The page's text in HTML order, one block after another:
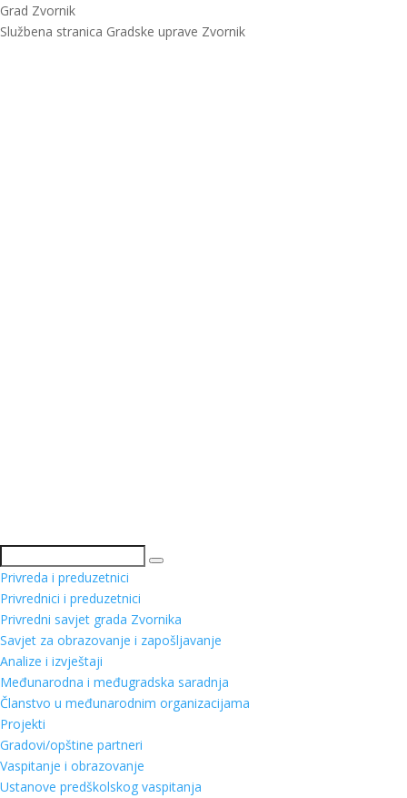
Grad Zvornik
Službena stranica Gradske uprave Zvornik
Pretraga
Privreda i preduzetnici
Privrednici i preduzetnici
Privredni savjet grada Zvornika
Savjet za obrazovanje i zapošljavanje
Analize i izvještaji
Međunarodna i međugradska saradnja
Članstvo u međunarodnim organizacijama
Projekti
Gradovi/opštine partneri
Vaspitanje i obrazovanje
Ustanove predškolskog vaspitanja